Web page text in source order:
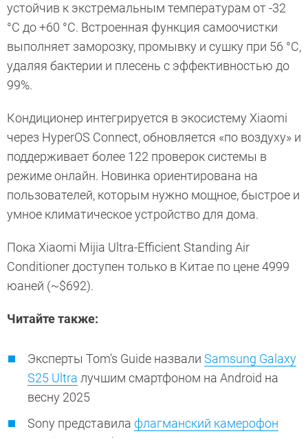
устойчив к экстремальным температурам от -32
°C до +60 °C. Встроенная функция самоочистки
выполняет заморозку, промывку и сушку при 56 °C,
удаляя бактерии и плесень с эффективностью до
99%.
Кондиционер интегрируется в экосистему Xiaomi
через HyperOS Connect, обновляется «по воздуху» и
поддерживает более 122 проверок системы в
режиме онлайн. Новинка ориентирована на
пользователей, которым нужно мощное, быстрое и
умное климатическое устройство для дома.
Пока Xiaomi Mijia Ultra-Efficient Standing Air
Conditioner доступен только в Китае по цене 4999
юаней (~$692).
Читайте также:
Эксперты Tom's Guide назвали Samsung Galaxy
S25 Ultra лучшим смартфоном на Android на
весну 2025
Sony представила флагманский камерофон